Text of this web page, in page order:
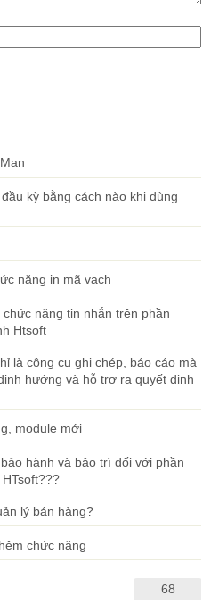
kỳ bằng cách nào khi dùng
năng in mã vạch
năng tin nhắn trên phần
Htsoft
là công cụ ghi chép, báo cáo mà
hướng và hỗ trợ ra quyết định
module mới
hành và bảo trì đối với phần
lý bán hàng?
chức năng
68